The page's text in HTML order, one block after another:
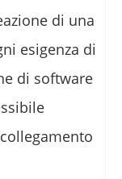
di una
esigenza di
di software